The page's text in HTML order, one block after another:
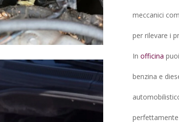
meccanici
per rilevare i
In officina
benzina e